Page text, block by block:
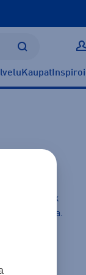
Kaupat
Kamik
brändisivulla.